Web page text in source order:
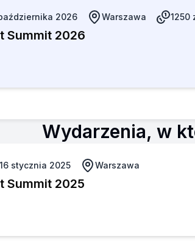
2026 Warszawa 1250
Summit 2026
Wydarzenia, w
stycznia 2025 Warszawa
Summit 2025